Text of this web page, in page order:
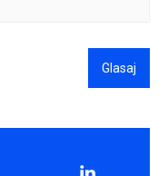
Glasaj